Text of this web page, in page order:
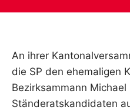
An ihrer
die SP den ehemaligen
Bezirksammann Michael
Ständeratskandidaten